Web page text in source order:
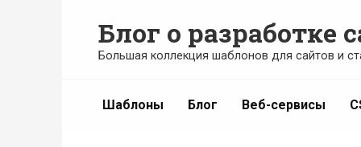
Блог о разработке
Большая коллекция шаблонов для сайтов и
Шаблоны Блог Веб-сервисы